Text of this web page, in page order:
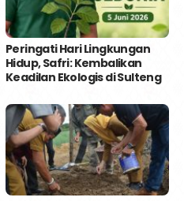
Peringati Hari Lingkungan
Hidup, Safri: Kembalikan
Keadilan Ekologis di Sulteng